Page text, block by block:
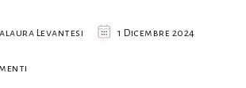
Levantesi 1 Dicembre 2024